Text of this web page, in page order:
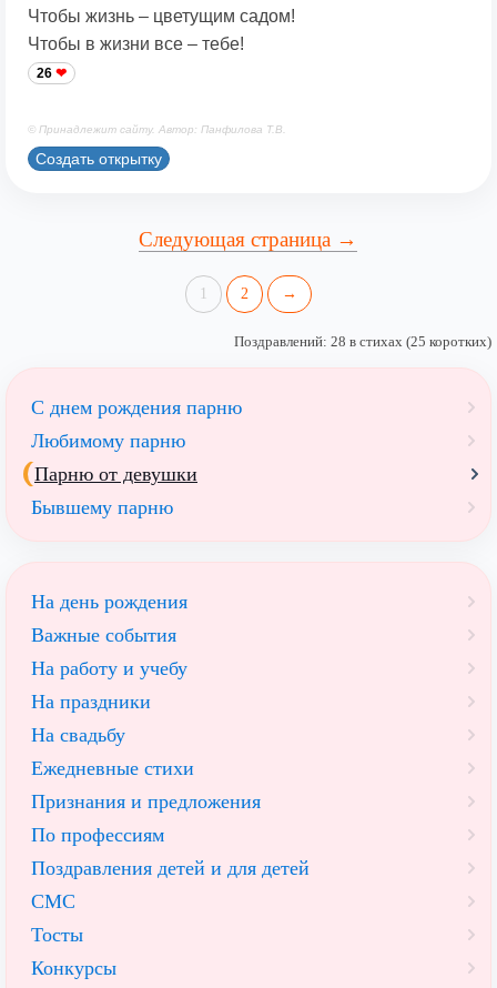
Чтобы жизнь – цветущим садом!
Чтобы в жизни все – тебе!
26
© Принадлежит сайту. Автор: Панфилова Т.В.
Создать открытку
Следующая страница →
1 2 →
Поздравлений: 28 в стихах (25 коротких)
С днем рождения парню
Любимому парню
Парню от девушки
Бывшему парню
На день рождения
Важные события
На работу и учебу
На праздники
На свадьбу
Ежедневные стихи
Признания и предложения
По профессиям
Поздравления детей и для детей
СМС
Тосты
Конкурсы